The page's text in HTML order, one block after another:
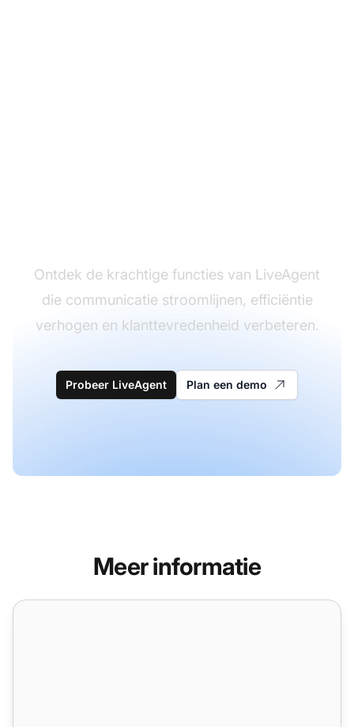
Ontdek de krachtige functies van LiveAgent
die communicatie stroomlijnen, efficiëntie
verhogen en klanttevredenheid verbeteren.
Probeer LiveAgent Plan een demo
Meer informatie
Kennisbank functies